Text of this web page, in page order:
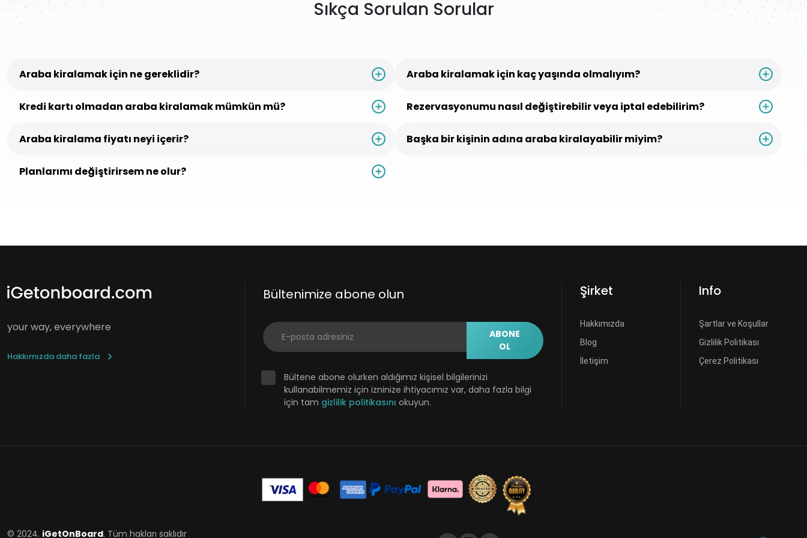
Sıkça Sorulan Sorular
Araba kiralamak için ne gereklidir? Araba kiralamak için kaç yaşında olmalıyım?
Kredi kartı olmadan araba kiralamak mümkün mü? Rezervasyonumu nasıl değiştirebilir veya iptal edebilirim?
Araba kiralama fiyatı neyi içerir? Başka bir kişinin adına araba kiralayabilir miyim?
Planlarımı değiştirirsem ne olur?
your way, everywhere
Hakkımızda daha fazla
Bültenimize abone olun
ABONE
OL
Bültene abone olurken aldığımız kişisel bilgilerinizi
kullanabilmemiz için izninize ihtiyacımız var, daha fazla bilgi
için tam gizlilik politikasını okuyun.
Şirket
Hakkımızda
Blog
İletişim
Info
Şartlar ve Koşullar
Gizlilik Politikası
Çerez Politikası
© 2024. iGetOnBoard. Tüm hakları saklıdır